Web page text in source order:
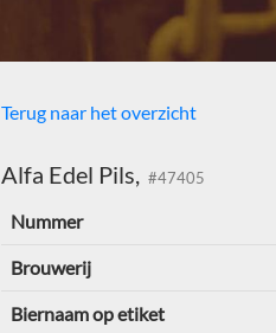
Terug naar het overzicht
Alfa Edel Pils, #47405
Nummer
Brouwerij
Biernaam op etiket